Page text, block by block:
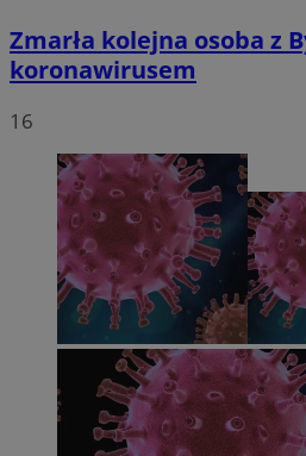
Zmarła kolejna osoba z
koronawirusem
16